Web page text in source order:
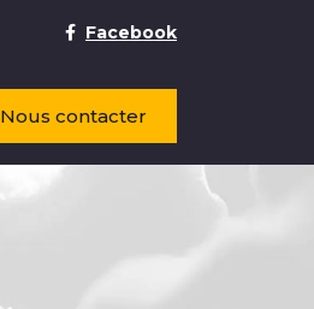
Facebook
Nous contacter